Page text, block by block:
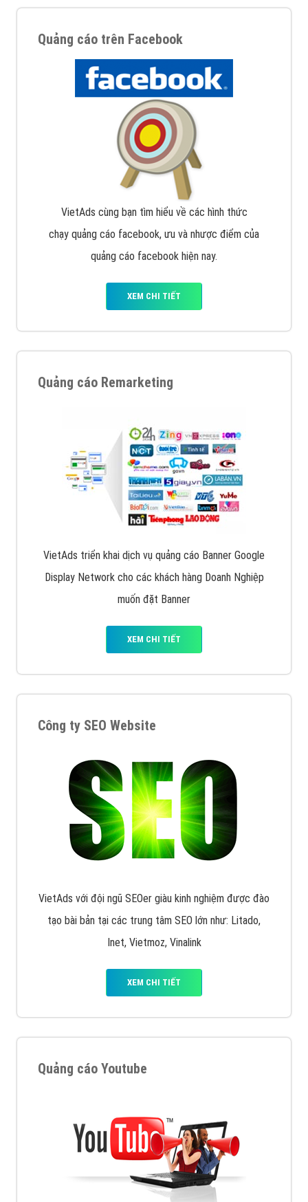
Quảng cáo trên Facebook
VietAds cùng bạn tìm hiểu về các hình thức
chạy quảng cáo facebook, ưu và nhược điểm của
quảng cáo facebook hiện nay.
XEM CHI TIẾT
Quảng cáo Remarketing
VietAds triển khai dịch vụ quảng cáo Banner Google
Display Network cho các khách hàng Doanh Nghiệp
muốn đặt Banner
XEM CHI TIẾT
Công ty SEO Website
VietAds với đội ngũ SEOer giàu kinh nghiệm được đào
tạo bài bản tại các trung tâm SEO lớn như: Litado,
Inet, Vietmoz, Vinalink
XEM CHI TIẾT
Quảng cáo Youtube